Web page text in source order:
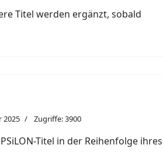
Titel werden ergänzt, sobald
2025 Zugriffe: 3900
Titel in der Reihenfolge ihres